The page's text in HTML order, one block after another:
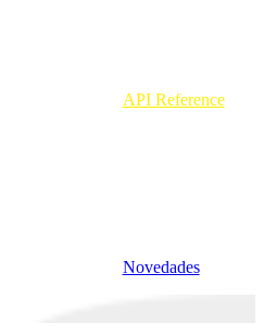
API Reference
Novedades